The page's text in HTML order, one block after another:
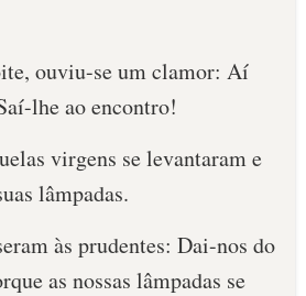
ouviu-se um clamor: Aí
lhe ao encontro!
virgens se levantaram e
lâmpadas.
às prudentes: Dai-nos do
as nossas lâmpadas se